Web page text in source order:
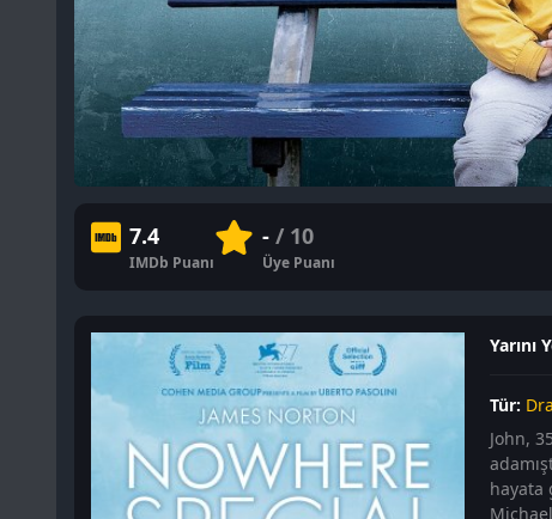
7.4
IMDb Puanı
-/ 10
Üye Puanı
Tür:
John,
hayata